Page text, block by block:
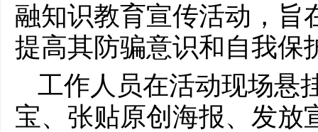
融知识教育宣传活动，旨
提高其防骗意识和自我保
工作人员在活动现场悬
宝、张贴原创海报、发放